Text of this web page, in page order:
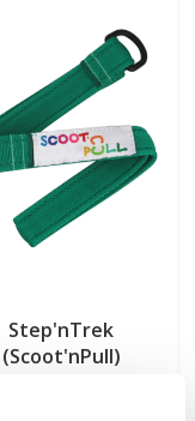
Step'nTrek
(Scoot'nPull)